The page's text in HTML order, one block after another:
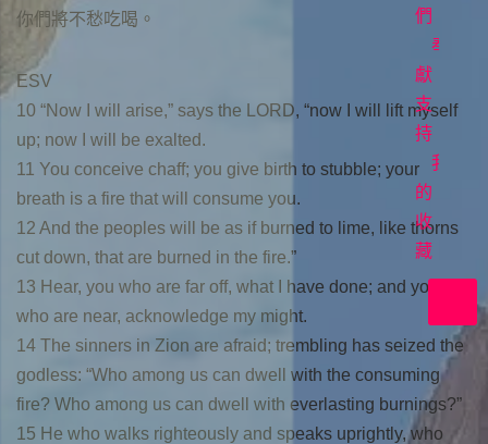
影
《1946》
台
灣
首
映
在
上
帝
共
好
懷
們
奉
獻
支
持
我
的
收
藏
你們將不愁吃喝。
ESV
10 “Now I will arise,” says the LORD, “now I will lift myself
up; now I will be exalted.
11 You conceive chaff; you give birth to stubble; your
breath is a fire that will consume you.
12 And the peoples will be as if burned to lime, like thorns
cut down, that are burned in the fire.”
13 Hear, you who are far off, what I have done; and you
who are near, acknowledge my might.
14 The sinners in Zion are afraid; trembling has seized the
godless: “Who among us can dwell with the consuming
fire? Who among us can dwell with everlasting burnings?”
15 He who walks righteously and speaks uprightly, who